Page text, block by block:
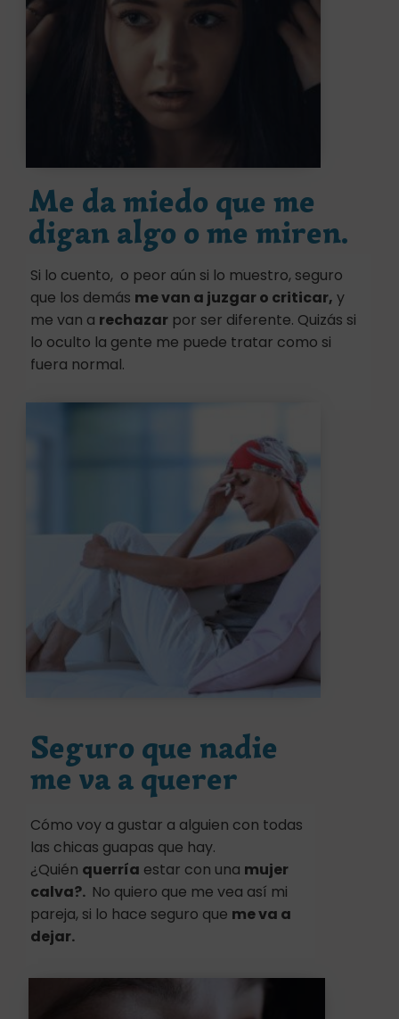
Me da miedo que me
digan algo o me miren.
Si lo cuento, o peor aún si lo muestro, seguro
que los demás me van a juzgar o criticar, y
me van a rechazar por ser diferente. Quizás si
lo oculto la gente me puede tratar como si
fuera normal.
Seguro que nadie
me va a querer
Cómo voy a gustar a alguien con todas
las chicas guapas que hay.
¿Quién querría estar con una mujer
calva?. No quiero que me vea así mi
pareja, si lo hace seguro que me va a
dejar.